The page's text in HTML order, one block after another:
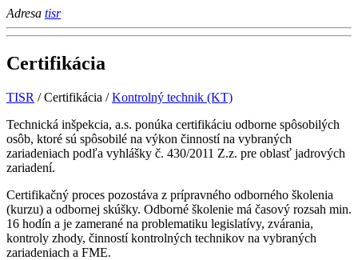
Adresa tisr
Certifikácia
TISR /Certifikácia / Kontrolný technik (KT)
Technická inšpekcia, a.s. ponúka certifikáciu odborne spôsobilých
osôb, ktoré sú spôsobilé na výkon činností na vybraných
zariadeniach podľa vyhlášky č. 430/2011 Z.z. pre oblasť jadrových
zariadení.
Certifikačný proces pozostáva z prípravného odborného školenia
(kurzu) a odbornej skúšky. Odborné školenie má časový rozsah min.
16 hodín a je zamerané na problematiku legislatívy, zvárania,
kontroly zhody, činností kontrolných technikov na vybraných
zariadeniach a FME.